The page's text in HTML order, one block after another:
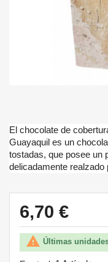
El chocolate de
Guayaquil es un
tostadas, que posee un
delicadamente
6,70 €
 Últimas